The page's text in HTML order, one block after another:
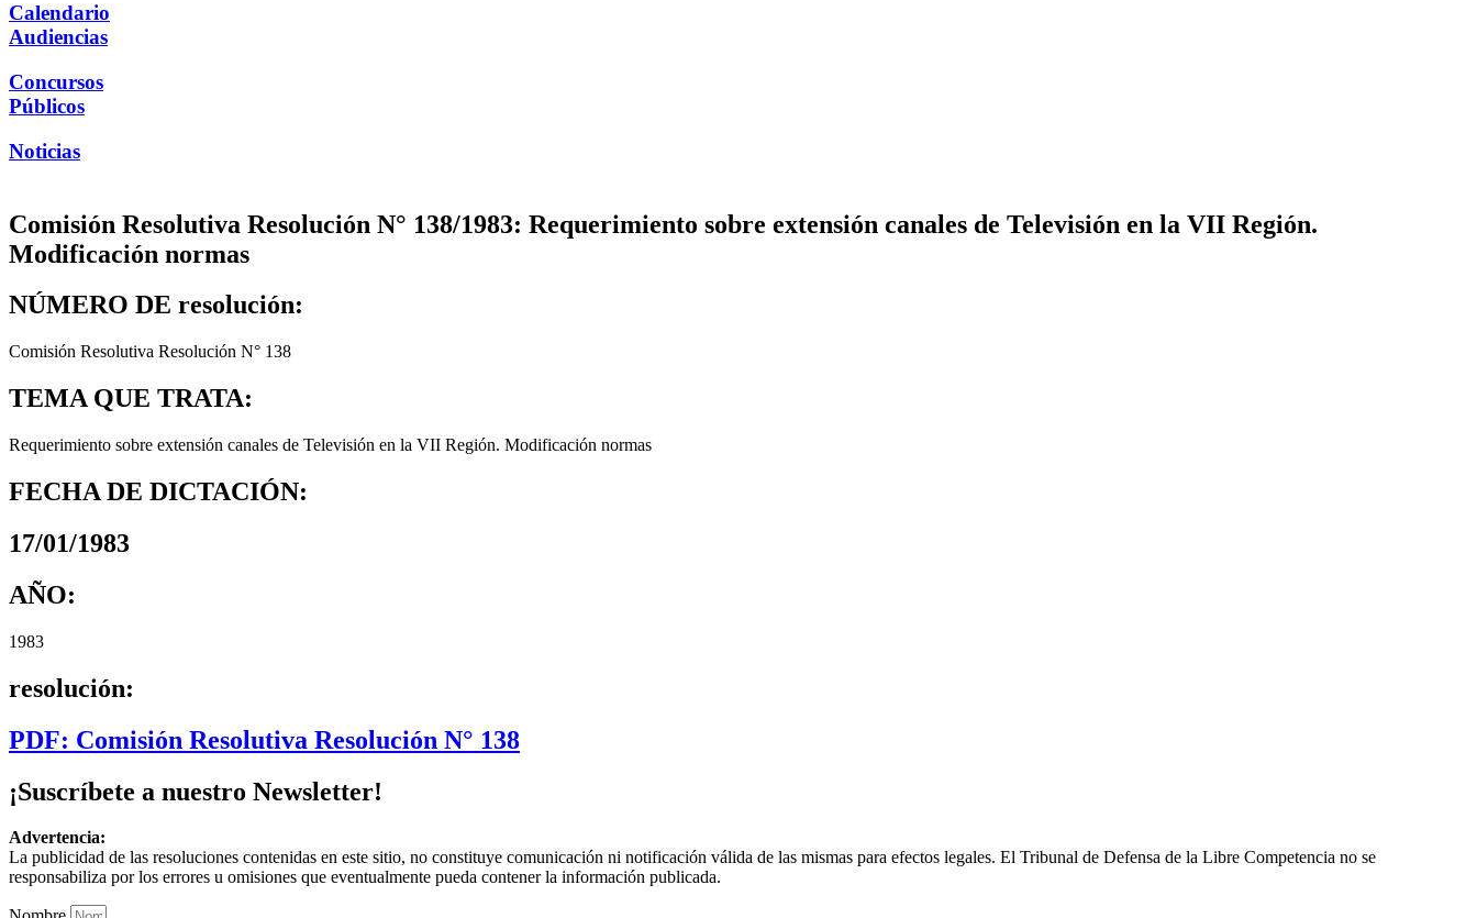
Calendario
Audiencias
Concursos
Públicos
Noticias
Comisión Resolutiva Resolución N° 138/1983: Requerimiento sobre extensión canales de Televisión en la VII Región.
Modificación normas
NÚMERO DE resolución:
Comisión Resolutiva Resolución N° 138
TEMA QUE TRATA:
Requerimiento sobre extensión canales de Televisión en la VII Región. Modificación normas
FECHA DE DICTACIÓN:
17/01/1983
AÑO:
1983
resolución:
PDF: Comisión Resolutiva Resolución N° 138
¡Suscríbete a nuestro Newsletter!
Advertencia:
La publicidad de las resoluciones contenidas en este sitio, no constituye comunicación ni notificación válida de las mismas para efectos legales. El Tribunal de Defensa de la Libre Competencia no se
responsabiliza por los errores u omisiones que eventualmente pueda contener la información publicada.